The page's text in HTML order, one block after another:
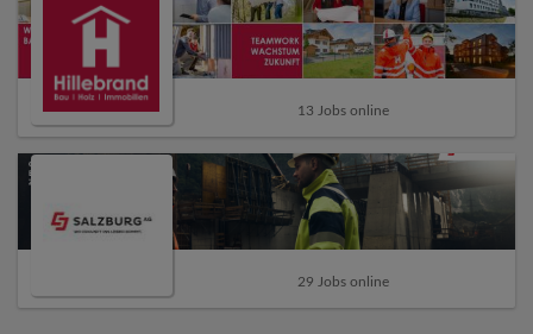
13 Jobs online
29 Jobs online